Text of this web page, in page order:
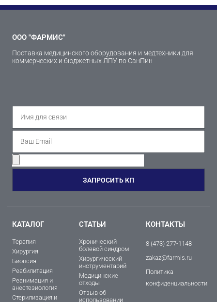
ООО "ФАРМИС"
Поставка медицинского оборудования и медтехники для
коммерческих и бюджетных ЛПУ по СанПин
ЗАПРОСИТЬ КП
КАТАЛОГ
Терапия
Хирургия
Биопсия
Реабилитация
Реанимация и
анестезиология
Стерилизация и
СТАТЬИ
Хронический
болевой синдром
Хирургический
инструментарий
Медицинские
отходы
Отзыв об
использовании
КОНТАКТЫ
8 (473) 277-1148
zakaz@farmis.ru
Политика
конфиденциальности